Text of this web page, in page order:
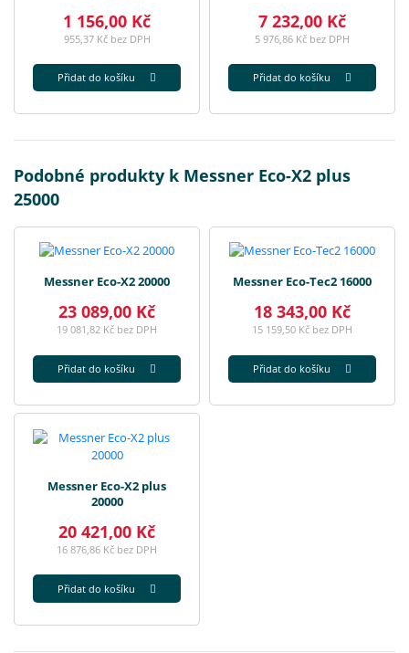
1 156,00 Kč
955,37 Kč bez DPH
Přidat do košíku
7 232,00 Kč
5 976,86 Kč bez DPH
Přidat do košíku
Podobné produkty k Messner Eco-X2 plus
25000
Messner Eco-X2 20000
23 089,00 Kč
19 081,82 Kč bez DPH
Přidat do košíku
Messner Eco-Tec2 16000
18 343,00 Kč
15 159,50 Kč bez DPH
Přidat do košíku
Messner Eco-X2 plus
20000
20 421,00 Kč
16 876,86 Kč bez DPH
Přidat do košíku